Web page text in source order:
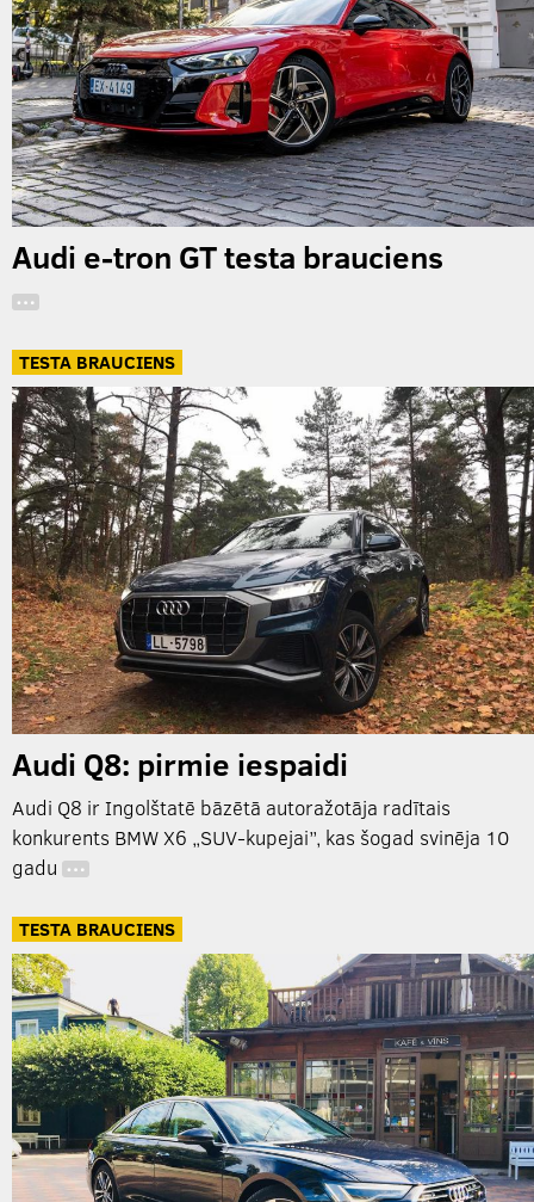
Audi e-tron GT testa brauciens
…
TESTA BRAUCIENS
Audi Q8: pirmie iespaidi
Audi Q8 ir Ingolštatē bāzētā autoražotāja radītais
konkurents BMW X6 „SUV-kupejai”, kas šogad svinēja 10
gadu …
TESTA BRAUCIENS